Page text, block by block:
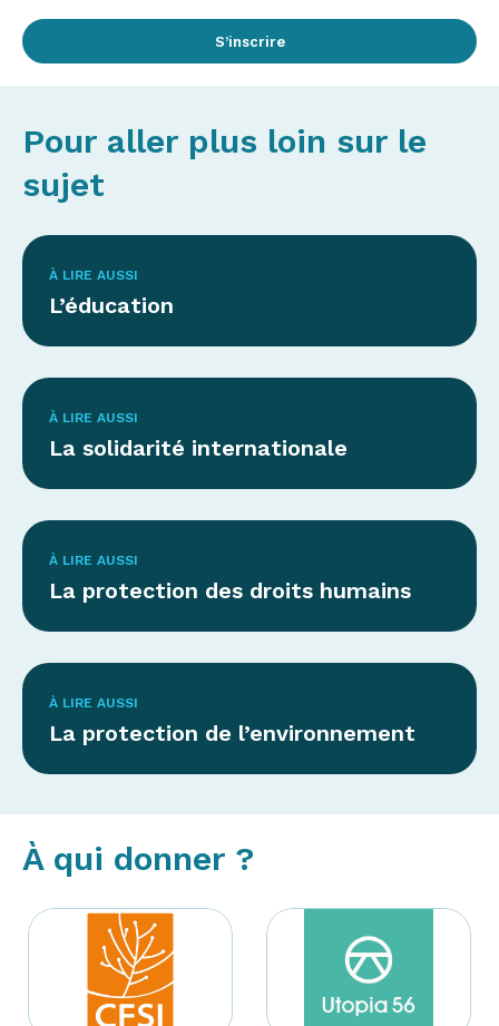
S’inscrire
Pour aller plus loin sur le
sujet
À LIRE AUSSI
L’éducation
À LIRE AUSSI
La solidarité internationale
À LIRE AUSSI
La protection des droits humains
À LIRE AUSSI
La protection de l’environnement
À qui donner ?